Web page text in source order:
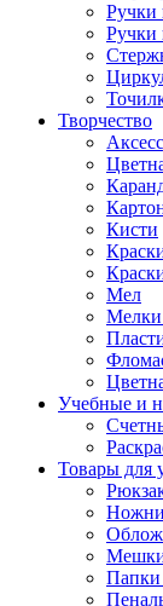
Ручки
Ручки
Творчество
Кисти
Мел
Мелки
Учебные и
Товары для
Мешки